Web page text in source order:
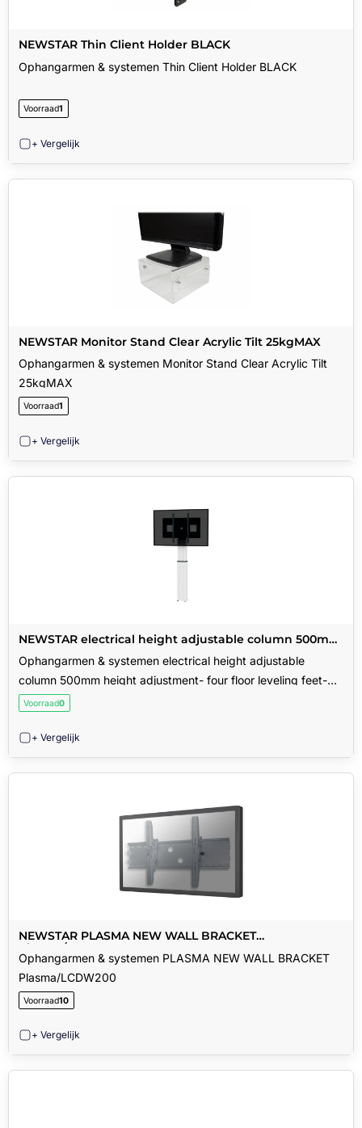
NEWSTAR Thin Client Holder BLACK
Ophangarmen & systemen Thin Client Holder BLACK
Voorraad1
+ Vergelijk
NEWSTAR Monitor Stand Clear Acrylic Tilt 25kgMAX
Ophangarmen & systemen Monitor Stand Clear Acrylic Tilt
25kgMAX
Voorraad1
+ Vergelijk
NEWSTAR electrical height adjustable column 500mm
wal
Ophangarmen & systemen electrical height adjustable
column 500mm height adjustment- four floor leveling feet-
including wal
Voorraad0
+ Vergelijk
NEWSTAR PLASMA NEW WALL BRACKET
Plasma/LCDW200
Ophangarmen & systemen PLASMA NEW WALL BRACKET
Plasma/LCDW200
Voorraad10
+ Vergelijk